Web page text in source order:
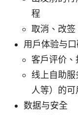
程
取消、改
用户体验与
客户评价
线上自助
人等）的可
数据与安全